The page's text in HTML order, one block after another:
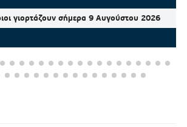
γιορτάζουν σήμερα 9 Αυγούστου 2026